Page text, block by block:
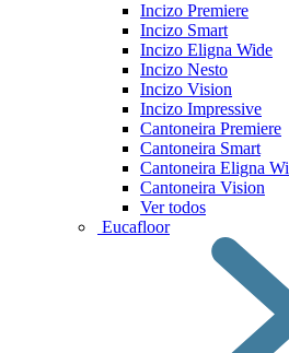
Incizo Premiere
Incizo Smart
Incizo Eligna Wide
Incizo Nesto
Incizo Vision
Incizo Impressive
Cantoneira Premiere
Cantoneira Smart
Cantoneira Eligna
Cantoneira Vision
Ver todos
Eucafloor